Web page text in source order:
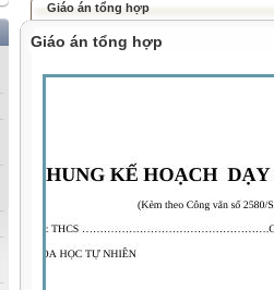
Giáo án tổng hợp
Giáo án tổng hợp